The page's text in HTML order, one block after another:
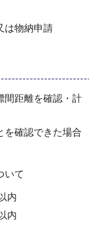
は物納申請
間距離を確認・計
を確認できた場合
いて
内
内